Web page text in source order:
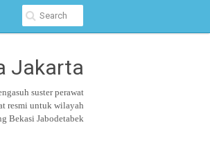
Jakarta
susterperawat
resmi untuk wilayah
Bekasi Jabodetabek